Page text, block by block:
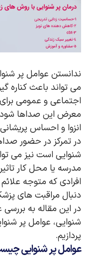
ندانستن عوامل پر
می تواند باعث کناره
اجتماعی و عمومی برای
معرض این صداها
انزوا و احساس
در تمرکز در حضور
شنوایی است نیز می
مدرسه یا محل کار
افرادی که متوجه
دنبال مراقبت های
در این مقاله به
شنوایی، عوامل پر
پردازیم.
عوامل پر شنوایی